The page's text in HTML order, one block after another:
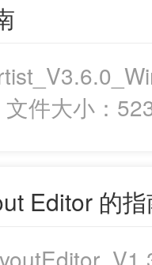
件大小：
Editor 的